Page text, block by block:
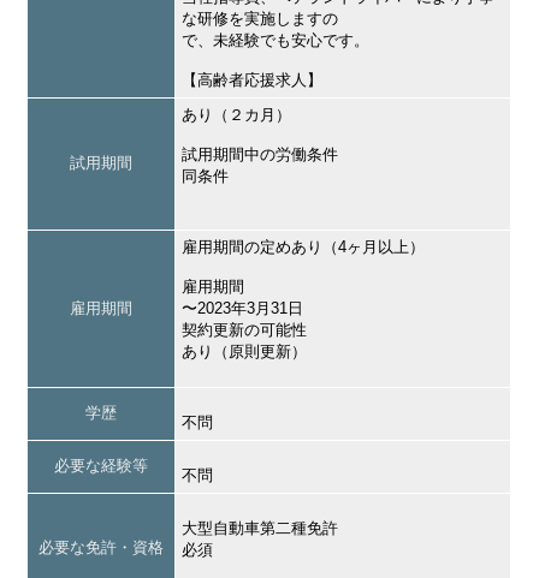
な研修を実施しますの
で、未経験でも安心です。
【高齢者応援求人】
試用期間
あり（２カ月）
試用期間中の労働条件
同条件
雇用期間
雇用期間の定めあり（4ヶ月以上）
雇用期間
〜2023年3月31日
契約更新の可能性
あり（原則更新）
学歴
不問
必要な経験等
不問
必要な免許・資格
大型自動車第二種免許
必須